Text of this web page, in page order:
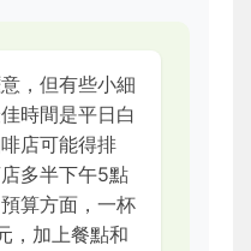
，但有些小細
時間是平日白
店可能得排
多半下午5點
算方面，一杯
，加上餐點和